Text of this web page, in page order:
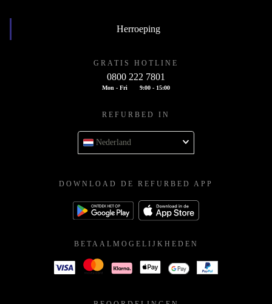
Herroeping
GRATIS HOTLINE
0800 222 7801
Mon - Fri 9:00 - 15:00
REFURBED IN
Nederland
DOWNLOAD DE REFURBED APP
BETAALMOGELIJKHEDEN